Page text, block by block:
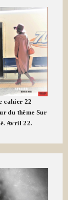
cahier 22
du thème Sur
Avril 22.